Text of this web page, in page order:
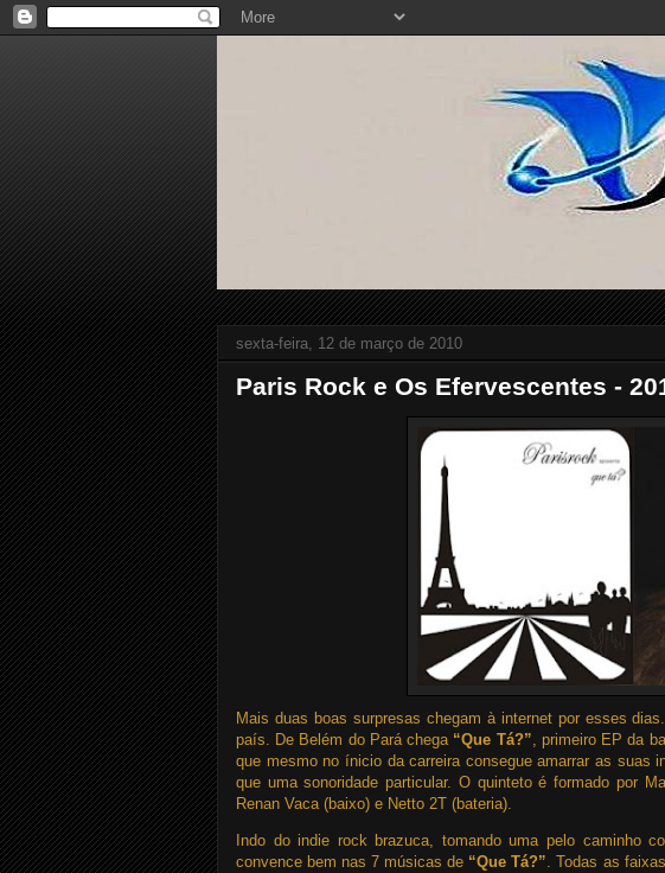
sexta-feira, 12 de março de 2010
Paris Rock e Os Efervescentes -
Mais duas boas surpresas chegam à internet por esses
país. De Belém do Pará chega “Que Tá?”, primeiro EP da
que mesmo no ínicio da carreira consegue amarrar as suas
que uma sonoridade particular. O quinteto é formado por
Renan Vaca (baixo) e Netto 2T (bateria).
Indo do indie rock brazuca, tomando uma pelo caminho
convence bem nas 7 músicas de “Que Tá?”. Todas as